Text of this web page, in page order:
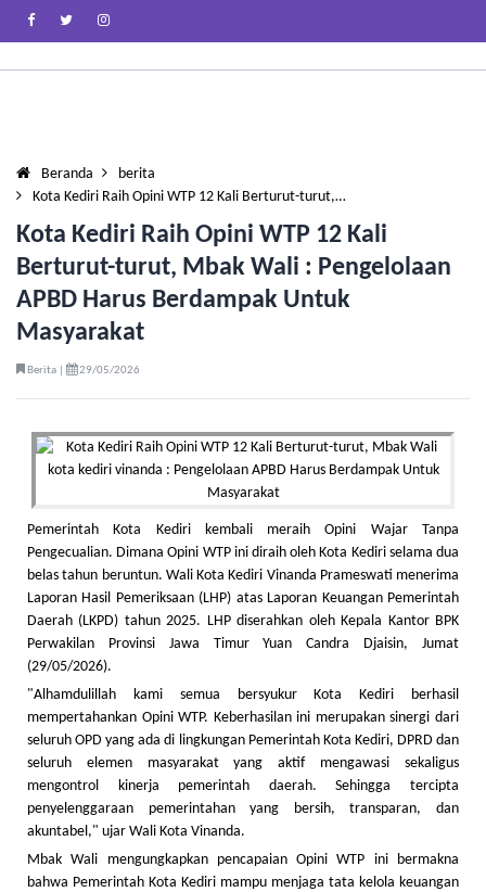
Beranda
berita
Kota Kediri Raih Opini WTP 12 Kali Berturut-turut,…
Kota Kediri Raih Opini WTP 12 Kali
Berturut-turut, Mbak Wali : Pengelolaan
APBD Harus Berdampak Untuk
Masyarakat
Berita | 29/05/2026
Pemerintah Kota Kediri kembali meraih Opini Wajar Tanpa
Pengecualian. Dimana Opini WTP ini diraih oleh Kota Kediri selama dua
belas tahun beruntun. Wali Kota Kediri Vinanda Prameswati menerima
Laporan Hasil Pemeriksaan (LHP) atas Laporan Keuangan Pemerintah
Daerah (LKPD) tahun 2025. LHP diserahkan oleh Kepala Kantor BPK
Perwakilan Provinsi Jawa Timur Yuan Candra Djaisin, Jumat
(29/05/2026).
"Alhamdulillah kami semua bersyukur Kota Kediri berhasil
mempertahankan Opini WTP. Keberhasilan ini merupakan sinergi dari
seluruh OPD yang ada di lingkungan Pemerintah Kota Kediri, DPRD dan
seluruh elemen masyarakat yang aktif mengawasi sekaligus
mengontrol kinerja pemerintah daerah. Sehingga tercipta
penyelenggaraan pemerintahan yang bersih, transparan, dan
akuntabel," ujar Wali Kota Vinanda.
Mbak Wali mengungkapkan pencapaian Opini WTP ini bermakna
bahwa Pemerintah Kota Kediri mampu menjaga tata kelola keuangan